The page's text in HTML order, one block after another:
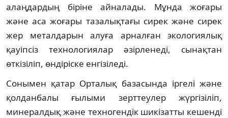
алаңдардың біріне айналады. Мұнда жоғары
және аса жоғары тазалықтағы сирек және сирек
жер металдарын алуға арналған экологиялық
қауіпсіз технологиялар әзірленеді, сынақтан
өткізіліп, өндіріске енгізіледі.
Сонымен қатар Орталық базасында іргелі және
қолданбалы ғылыми зерттеулер жүргізіліп,
минералдық және техногендік шикізатты кешенді